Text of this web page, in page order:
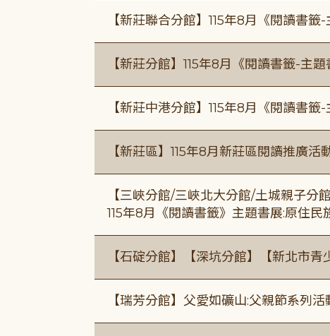
【新莊聯合分館】115年8月《閱讀書
【新莊分館】115年8月《閱讀書籤-主
【新莊中港分館】115年8月《閱讀書
【新莊區】115年8月新莊區閱讀推廣活
【三峽分館/三峽北大分館/土城親子分
115年8月《閱讀書籤》主題書展:原住民
【石碇分館】【深坑分館】【新北市
【瑞芳分館】父愛如礦山:父親節系列活